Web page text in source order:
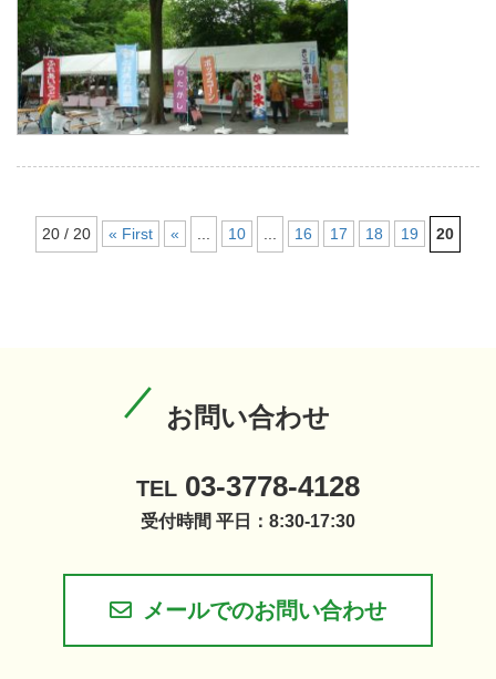
20 / 20 « First « 10 16 17 18 19 20
お問い合わせ
TEL 03-3778-4128
受付時間 平日：8:30-17:30
メールでのお問い合わせ